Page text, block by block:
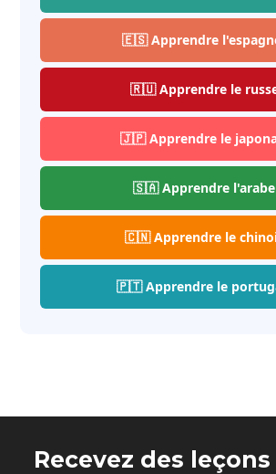
🇪🇸 Apprendre
🇷🇺 Apprendre le
🇯🇵 Apprendre le
🇸🇦 Apprendre l'arabe
🇨🇳 Apprendre le
🇵🇹 Apprendre le
Recevez des leçons